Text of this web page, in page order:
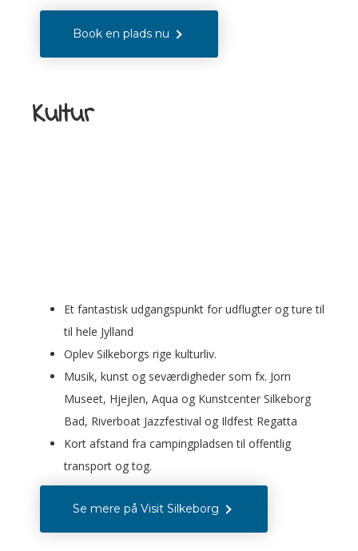
Book en plads nu
Kultur
Et fantastisk udgangspunkt for udflugter og ture til
til hele Jylland
Oplev Silkeborgs rige kulturliv.
Musik, kunst og seværdigheder som fx. Jorn
Museet, Hjejlen, Aqua og Kunstcenter Silkeborg
Bad, Riverboat Jazzfestival og Ildfest Regatta
Kort afstand fra campingpladsen til offentlig
transport og tog.
Se mere på Visit Silkeborg